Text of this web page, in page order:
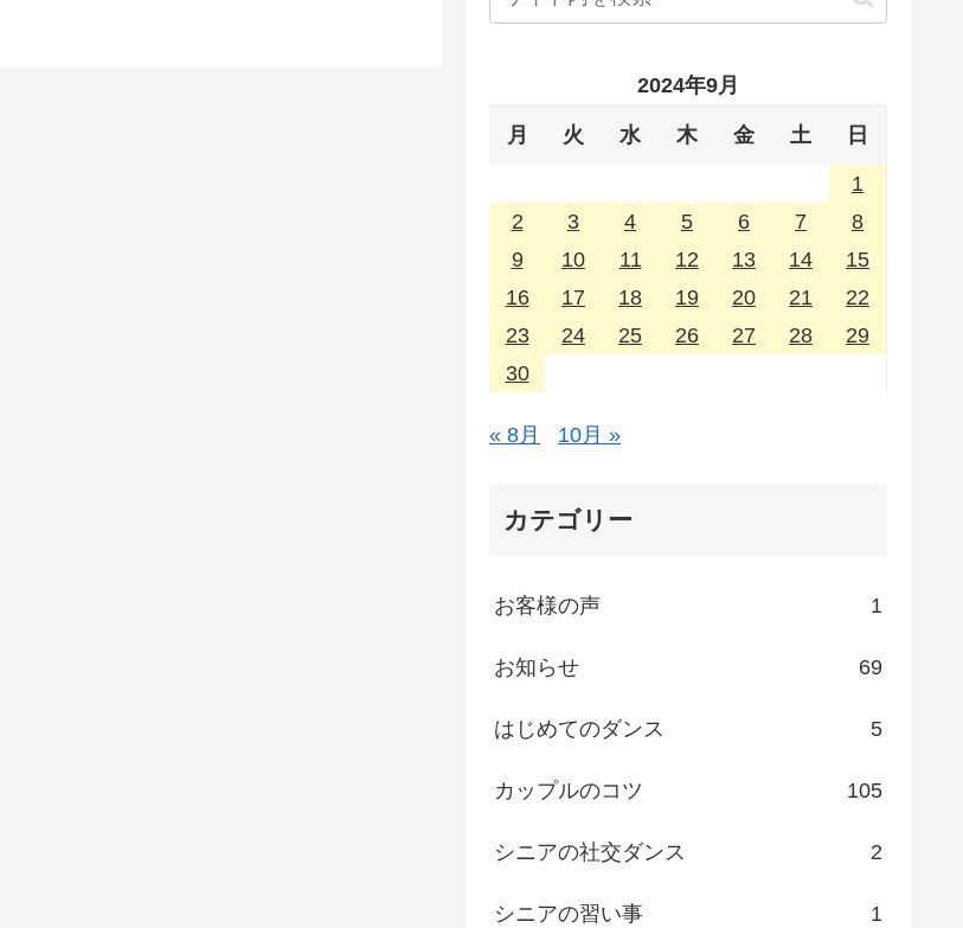
2024年9月
月 火 水 木 金 土 日
1
2
3 4 5 6 7
8
9
10 11 12 13 14
15
16
17 18 19 20 21
22
23
24 25 26 27 28
29
30
« 8月 10月 »
カテゴリー
お客様の声 1
お知らせ 69
はじめてのダンス 5
カップルのコツ 105
シニアの社交ダンス 2
シニアの習い事 1